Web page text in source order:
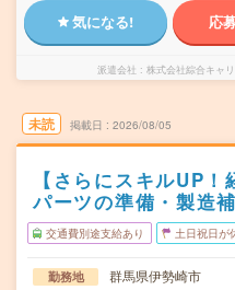
気になる! 応
派遣会社 株式会社綜合キャ
未読 掲載日 2026/08/05
【さらにスキルUP
パーツの準備・製造
交通費別途支給あり 土日祝日が
勤務地 群馬県伊勢崎市